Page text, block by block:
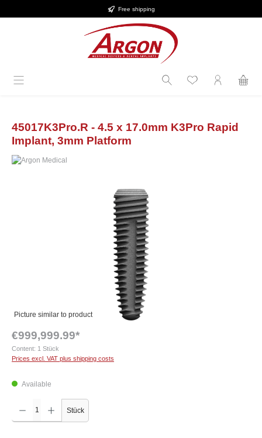
Free shipping
45017K3Pro.R - 4.5 x 17.0mm K3Pro Rapid
Implant, 3mm Platform
Picture similar to product
€999,999.99*
Content: 1 Stück
Prices excl. VAT plus shipping costs
Available
Product Quantity: Enter the desired amount or use the buttons to increase or decrease the
Stück